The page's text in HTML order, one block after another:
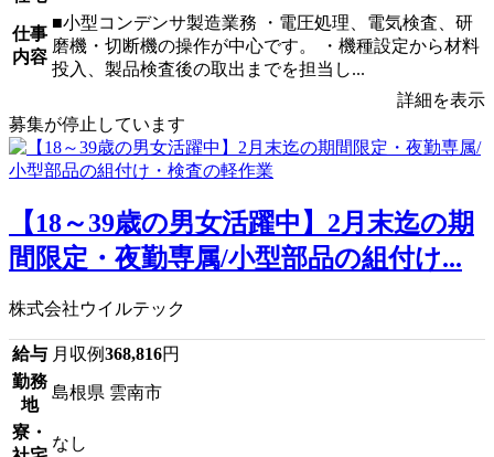
仕事
内容
■小型コンデンサ製造業務 ・電圧処理、電気検査、研
磨機・切断機の操作が中心です。 ・機種設定から材料
投入、製品検査後の取出までを担当し...
詳細を表示
募集が停止しています
【18～39歳の男女活躍中】2月末迄の期
間限定・夜勤専属/小型部品の組付け...
株式会社ウイルテック
給与 月収例368,816円
勤務
地
島根県 雲南市
寮・
なし